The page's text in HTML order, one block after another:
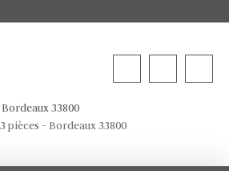
Bordeaux 33800
pièces - Bordeaux 33800